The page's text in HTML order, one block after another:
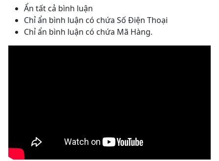
Ẩn tất cả bình luận
Chỉ ẩn bình luận có chứa Số Điện Thoại
Chỉ ẩn bình luận có chứa Mã Hàng.